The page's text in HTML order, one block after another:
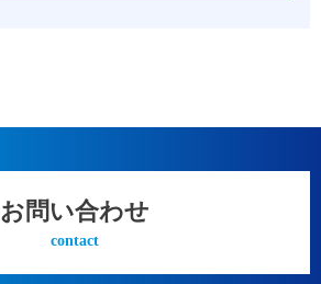
お問い合わせ
contact